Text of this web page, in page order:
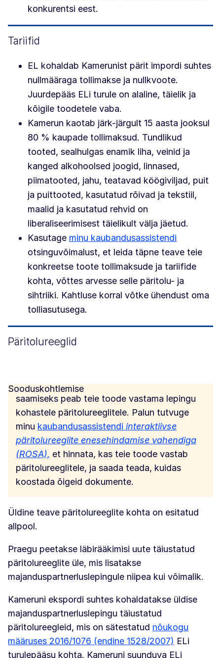
konkurentsi eest.
Tariifid
EL kohaldab Kamerunist pärit impordi suhtes
nullmääraga tollimakse ja nullkvoote.
Juurdepääs ELi turule on alaline, täielik ja
kõigile toodetele vaba.
Kamerun kaotab järk-järgult 15 aasta jooksul
80 % kaupade tollimaksud. Tundlikud
tooted, sealhulgas enamik liha, veinid ja
kanged alkohoolsed joogid, linnased,
piimatooted, jahu, teatavad köögiviljad, puit
ja puittooted, kasutatud rõivad ja tekstiil,
maalid ja kasutatud rehvid on
liberaliseerimisest täielikult välja jäetud.
Kasutage minu kaubandusassistendi
otsinguvõimalust, et leida täpne teave teie
konkreetse toote tollimaksude ja tariifide
kohta, võttes arvesse selle päritolu- ja
sihtriiki. Kahtluse korral võtke ühendust oma
tolliasutusega.
Päritolureeglid
Sooduskohtlemise
saamiseks peab teie toode vastama lepingu
kohastele päritolureeglitele. Palun tutvuge
minu kaubandusassistendi interaktiivse
päritolureeglite enesehindamise vahendiga
(ROSA), et hinnata, kas teie toode vastab
päritolureeglitele, ja saada teada, kuidas
koostada õigeid dokumente.
Üldine teave päritolureeglite kohta on esitatud
allpool.
Praegu peetakse läbirääkimisi uute täiustatud
päritolureeglite üle, mis lisatakse
majanduspartnerluslepingule niipea kui võimalik.
Kameruni ekspordi suhtes kohaldatakse üldise
majanduspartnerluslepingu täiustatud
päritolureegleid, mis on sätestatud nõukogu
määruses 2016/1076 (endine 1528/2007) ELi
turulepääsu kohta. Kameruni suunduva ELi